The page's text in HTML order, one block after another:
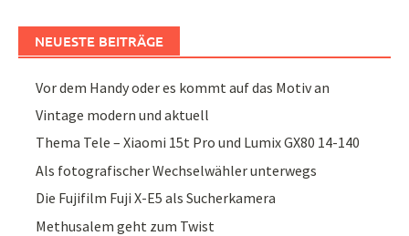
NEUESTE BEITRÄGE
Vor dem Handy oder es kommt auf das Motiv an
Vintage modern und aktuell
Thema Tele – Xiaomi 15t Pro und Lumix GX80 14-140
Als fotografischer Wechselwähler unterwegs
Die Fujifilm Fuji X-E5 als Sucherkamera
Methusalem geht zum Twist